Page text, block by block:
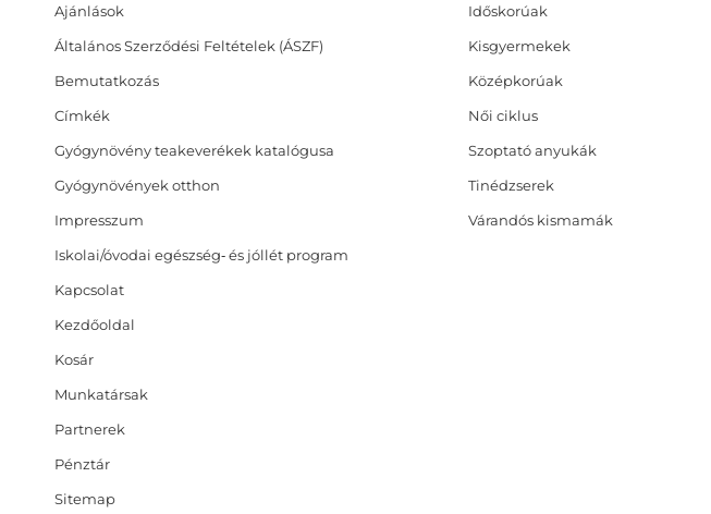
Ajánlások
Általános Szerződési Feltételek (ÁSZF)
Bemutatkozás
Címkék
Gyógynövény teakeverékek katalógusa
Gyógynövények otthon
Impresszum
Iskolai/óvodai egészség‑ és jóllét program
Kapcsolat
Kezdőoldal
Kosár
Munkatársak
Partnerek
Pénztár
Sitemap
Időskorúak
Kisgyermekek
Középkorúak
Női ciklus
Szoptató anyukák
Tinédzserek
Várandós kismamák